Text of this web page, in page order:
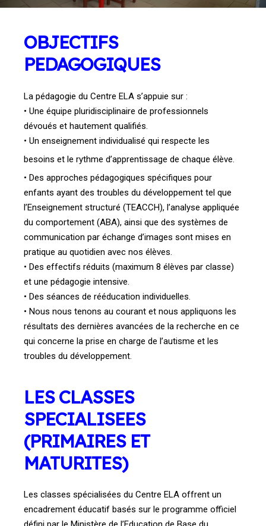
OBJECTIFS
PEDAGOGIQUES
La pédagogie du Centre ELA s’appuie sur :
• Une équipe pluridisciplinaire de professionnels
dévoués et hautement qualifiés.
• Un enseignement individualisé qui respecte les
besoins et le rythme d’apprentissage de chaque élève.
• Des approches pédagogiques spécifiques pour
enfants ayant des troubles du développement tel que
l’Enseignement structuré (TEACCH), l’analyse appliquée
du comportement (ABA), ainsi que des systèmes de
communication par échange d’images sont mises en
pratique au quotidien avec nos élèves.
• Des effectifs réduits (maximum 8 élèves par classe)
et une pédagogie intensive.
• Des séances de rééducation individuelles.
• Nous nous tenons au courant et nous appliquons les
résultats des dernières avancées de la recherche en ce
qui concerne la prise en charge de l’autisme et les
troubles du développement.
LES CLASSES
SPECIALISEES
(PRIMAIRES ET
MATURITES)
Les classes spécialisées du Centre ELA offrent un
encadrement éducatif basés sur le programme officiel